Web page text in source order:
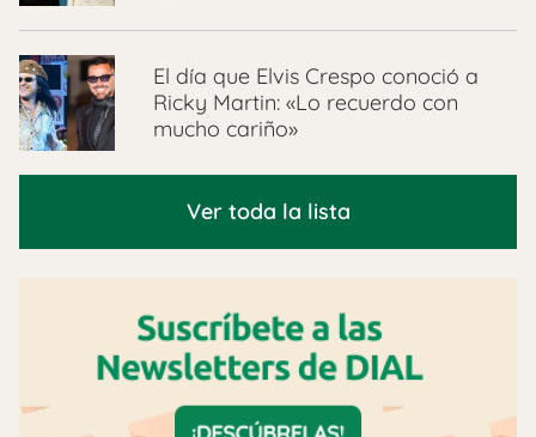
El día que Elvis Crespo conoció a
Ricky Martin: «Lo recuerdo con
mucho cariño»
Ver toda la lista